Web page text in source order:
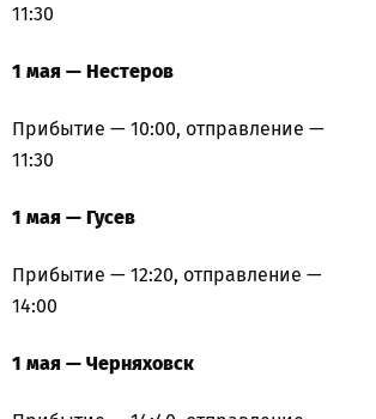
11:30
1 мая — Нестеров
Прибытие — 10:00, отправление —
11:30
1 мая — Гусев
Прибытие — 12:20, отправление —
14:00
1 мая — Черняховск